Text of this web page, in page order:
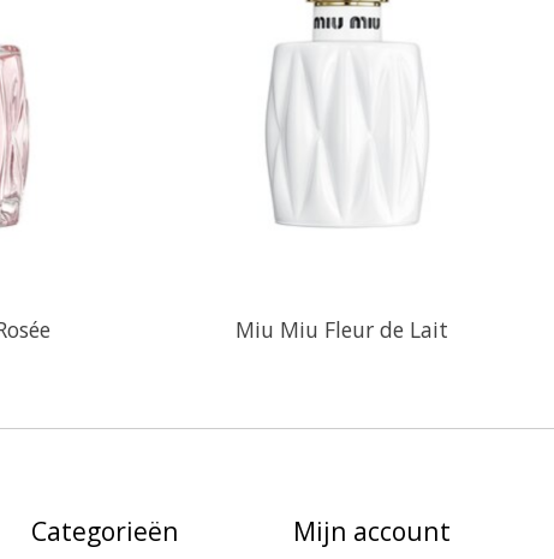
Miu Miu Fleur de Lait
Categorieën Mijn account